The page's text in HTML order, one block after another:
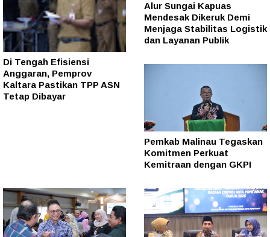
Di Tengah Efisiensi
Anggaran, Pemprov
Kaltara Pastikan TPP ASN
Tetap Dibayar
Alur Sungai Kapuas
Mendesak Dikeruk Demi
Menjaga Stabilitas Logistik
dan Layanan Publik
Pemkab Malinau Tegaskan
Komitmen Perkuat
Kemitraan dengan GKPI